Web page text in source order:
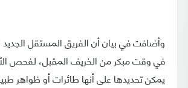
وأضافت في بيان أن الفريق المستقل
في وقت مبكر من الخريف المقبل، لفحص
يمكن تحديدها على أنها طائرات أو ظواهر